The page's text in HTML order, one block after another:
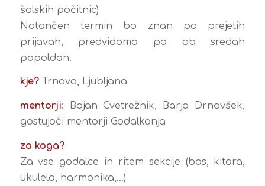
šolskih počitnic)
Natančen termin bo znan po prejetih
prijavah, predvidoma pa ob sredah
popoldan.
kje? Trnovo, Ljubljana
mentorji: Bojan Cvetrežnik, Barja Drnovšek,
gostujoči mentorji Godalkanja
za koga?
Za vse godalce in ritem sekcije (bas, kitara,
ukulela, harmonika,…)